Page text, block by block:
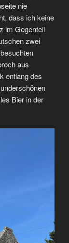
nie
dass ich keine
im Gegenteil
zwei
aus
entlang des
Bier in der